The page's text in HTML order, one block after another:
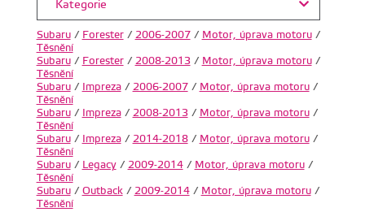
Kategorie
Subaru/ Forester/ 2006-2007/ Motor, úprava motoru/
Těsnění
Subaru/ Forester/ 2008-2013/ Motor, úprava motoru/
Těsnění
Subaru/ Impreza/ 2006-2007/ Motor, úprava motoru/
Těsnění
Subaru/ Impreza/ 2008-2013/ Motor, úprava motoru/
Těsnění
Subaru/ Impreza/ 2014-2018/ Motor, úprava motoru/
Těsnění
Subaru/ Legacy/ 2009-2014/ Motor, úprava motoru/
Těsnění
Subaru/ Outback/ 2009-2014/ Motor, úprava motoru/
Těsnění